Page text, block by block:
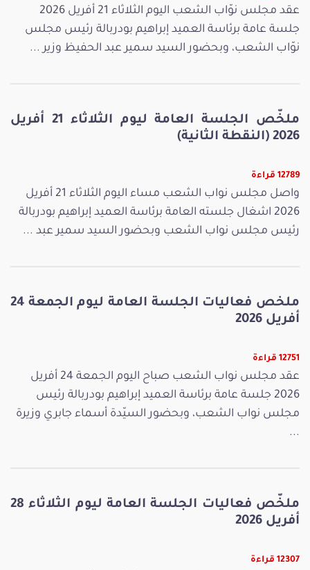
عقد مجلس نوّاب الشعب اليوم الثلاثاء 21 أفريل 2026
جلسة عامة برئاسة العميد إبراهيم بودربالة رئيس مجلس
نوّاب الشعب، وبحضور السيد سمير عبد الحفيظ وزير ...
ملخّص الجلسة العامة ليوم الثلاثاء 21 أفريل
2026 (النقطة الثانية)
12789 قراءة
واصل مجلس نواب الشعب مساء اليوم الثلاثاء 21 أفريل
2026 اشغال جلسته العامة برئاسة العميد إبراهيم بودربالة
رئيس مجلس نواب الشعب وبحضور السيد سمير عبد ...
ملخص فعاليات الجلسة العامة ليوم الجمعة 24
أفريل 2026
12751 قراءة
عقد مجلس نواب الشعب صباح اليوم الجمعة 24 أفريل
2026 جلسة عامة برئاسة العميد إبراهيم بودربالة رئيس
مجلس نواب الشعب، وبحضور السيّدة أسماء جابري وزيرة
...
ملخّص فعاليات الجلسة العامة ليوم الثلاثاء 28
أفريل 2026
12307 قراءة